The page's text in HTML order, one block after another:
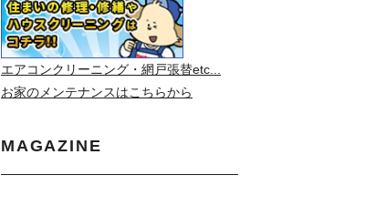
エアコンクリーニング・網戸張替etc...
お家のメンテナンスはこちらから
MAGAZINE